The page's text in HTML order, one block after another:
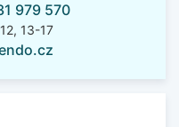
979 570
13-17